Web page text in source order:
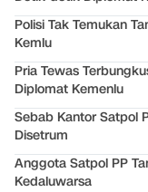
Polisi Tak Temukan
Kemlu
Pria Tewas
Diplomat Kemenlu
Sebab Kantor Satpol
Disetrum
Anggota Satpol PP
Kedaluwarsa